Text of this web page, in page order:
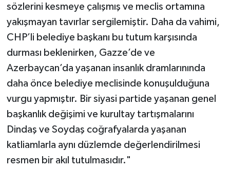
sözlerini kesmeye çalışmış ve meclis ortamına
yakışmayan tavırlar sergilemiştir. Daha da vahimi,
CHP’li belediye başkanı bu tutum karşısında
durması beklenirken, Gazze’de ve
Azerbaycan’da yaşanan insanlık dramlarınında
daha önce belediye meclisinde konuşulduğuna
vurgu yapmıştır. Bir siyasi partide yaşanan genel
başkanlık değişimi ve kurultay tartışmalarını
Dindaş ve Soydaş coğrafyalarda yaşanan
katliamlarla aynı düzlemde değerlendirilmesi
resmen bir akıl tutulmasıdır."